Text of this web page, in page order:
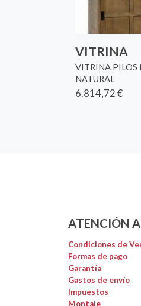
VITRINA
VITRINA PILOS
NATURAL
6.814,72 €
ATENCIÓN
Condiciones de
Formas de pago
Garantía
Gastos de envío
Impuestos
Montaje